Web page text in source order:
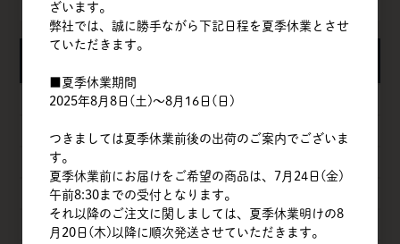
甘味料
乳製品
油脂類
ざいます。
弊社では、誠に勝手ながら下記日程を夏季休業とさせ
ていただきます。
■夏季休業期間
2025年8月8日(土)～8月16日(日)
つきましては夏季休業前後の出荷のご案内でございま
す。
夏季休業前にお届けをご希望の商品は、7月24日(金)
午前8:30までの受付となります。
それ以降のご注文に関しましては、夏季休業明けの8
月20日(木)以降に順次発送させていただきます。